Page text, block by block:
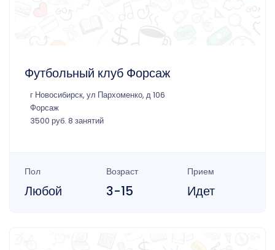
Футбольный клуб Форсаж
г Новосибирск, ул Пархоменко, д 106
Форсаж
3500 руб. 8 занятий
Пол
Любой
Возраст
3-15
Прием
Идет